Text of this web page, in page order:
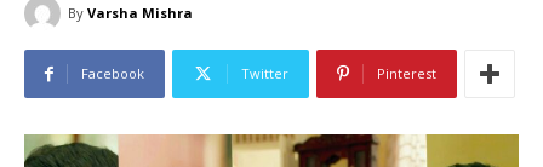
By Varsha Mishra
Facebook Twitter Pinterest